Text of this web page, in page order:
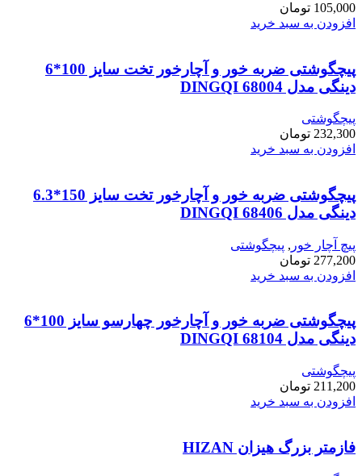
105,000 تومان
افزودن به سبد خرید
پیچگوشتی ضربه خور و آچارخور تخت سایز 100*6
دینگی مدل 68004 DINGQI
پیچگوشتی
232,300 تومان
افزودن به سبد خرید
پیچگوشتی ضربه خور و آچارخور تخت سایز 150*6.3
دینگی مدل 68406 DINGQI
پیچ آچار خور , پیچگوشتی
277,200 تومان
افزودن به سبد خرید
پیچگوشتی ضربه خور و آچارخور چهارسو سایز 100*6
دینگی مدل 68104 DINGQI
پیچگوشتی
211,200 تومان
افزودن به سبد خرید
فازمتر بزرگ هیزان HIZAN